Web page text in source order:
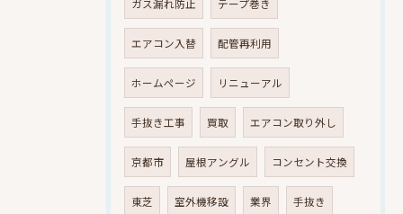
ガス漏れ防止 テープ巻き
エアコン入替 配管再利用
ホームページ リニューアル
手抜き工事 買取 エアコン取り外し
京都市 屋根アングル コンセント交換
東芝 室外機移設 業界 手抜き